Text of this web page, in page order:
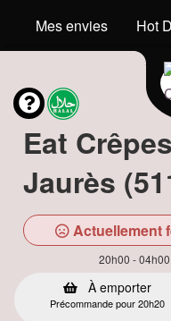
Mes envies Hot
Eat
Jaurès
Actuellement
20h00 - 04h00
À emporter
Précommande pour 20h20